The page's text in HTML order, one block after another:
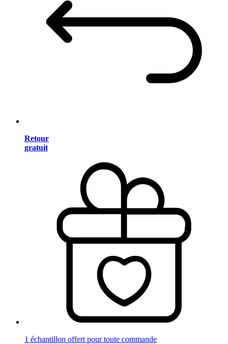
Retour
gratuit
1 échantillon offert pour toute commande